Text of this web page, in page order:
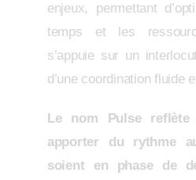
enjeux, permettant
temps et les
s’appuie sur un
d’une coordination fluide
Le nom Pulse
apporter du rythme
soient en phase de